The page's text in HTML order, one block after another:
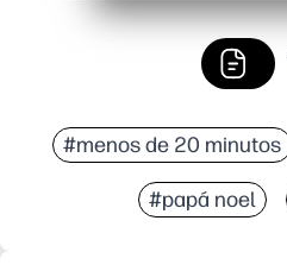
#menos de 20 minutos
#papá noel